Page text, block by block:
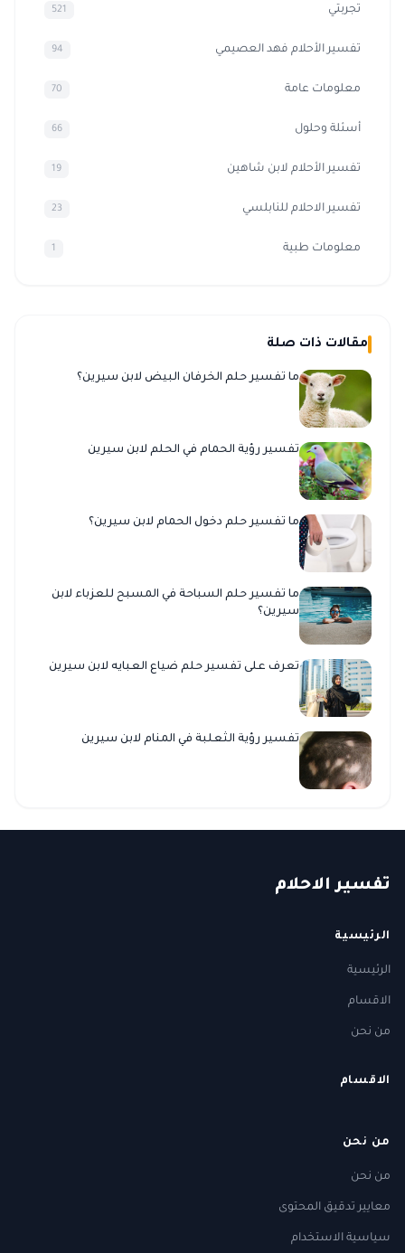
تجربتي 521
تفسير الأحلام فهد العصيمي 94
معلومات عامة 70
أسئلة وحلول 66
تفسير الأحلام لابن شاهين 19
تفسير الاحلام للنابلسي 23
معلومات طبية 1
مقالات ذات صلة
ما تفسير حلم الخرفان البيض لابن سيرين؟
تفسير رؤية الحمام في الحلم لابن سيرين
ما تفسير حلم دخول الحمام لابن سيرين؟
ما تفسير حلم السباحة في المسبح للعزباء لابن
سيرين؟
تعرف على تفسير حلم ضياع العبايه لابن سيرين
تفسير رؤية الثعلبة في المنام لابن سيرين
تفسير الاحلام
الرئيسية
الرئيسية
الاقسام
من نحن
الاقسام
من نحن
من نحن
معايير تدقيق المحتوى
سياسية الاستخدام